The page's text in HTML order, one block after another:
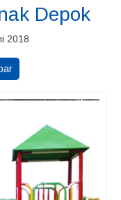
Depok
2018